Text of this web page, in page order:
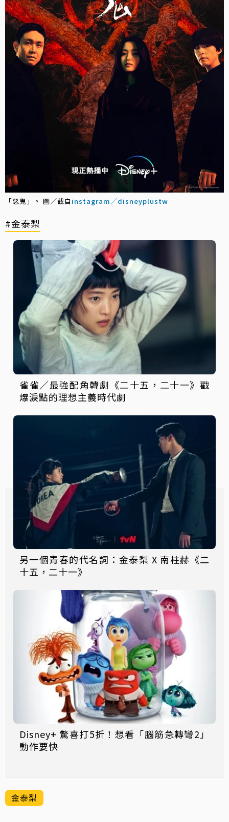
「惡鬼」。 圖／截自 instagram／disneyplustw
#金泰梨
雀雀／最強配角韓劇《二十五，二十一》戳
爆淚點的理想主義時代劇
另一個青春的代名詞：金泰梨 X 南柱赫《二
十五，二十一》
Disney+ 驚喜打5折！想看「腦筋急轉彎2」
動作要快
金泰梨